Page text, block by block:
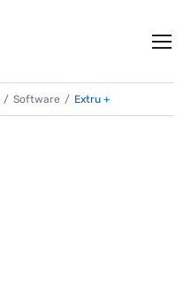
Software Extru +